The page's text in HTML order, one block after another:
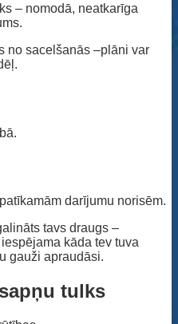
– nomodā, neatkarīga
no sacelšanās –plāni var
darījumu norisēm.
tavs draugs –
kāda tev tuva
gauži apraudāsi.
tulks